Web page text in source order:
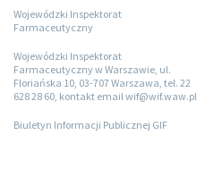
Wojewódzki Inspektorat
Farmaceutyczny
Wojewódzki Inspektorat
Farmaceutyczny w Warszawie, ul.
Floriańska 10, 03-707 Warszawa, tel. 22
628 28 60, kontakt email wif@wif.waw.pl
Biuletyn Informacji Publicznej GIF